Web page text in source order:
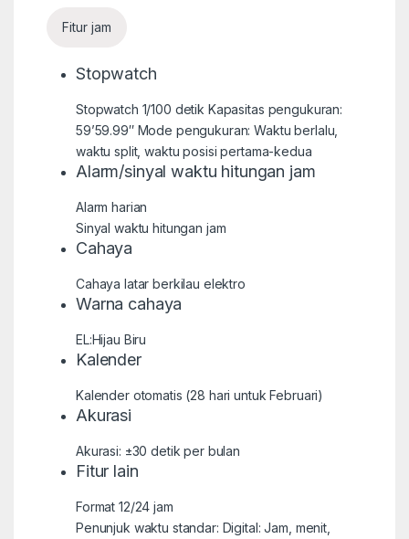
Fitur jam
Stopwatch
Stopwatch 1/100 detik Kapasitas pengukuran:
59’59.99″ Mode pengukuran: Waktu berlalu,
waktu split, waktu posisi pertama-kedua
Alarm/sinyal waktu hitungan jam
Alarm harian
Sinyal waktu hitungan jam
Cahaya
Cahaya latar berkilau elektro
Warna cahaya
EL:Hijau Biru
Kalender
Kalender otomatis (28 hari untuk Februari)
Akurasi
Akurasi: ±30 detik per bulan
Fitur lain
Format 12/24 jam
Penunjuk waktu standar: Digital: Jam, menit,